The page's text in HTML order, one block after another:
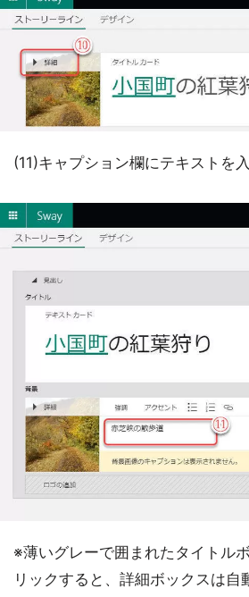
(11)キャプション欄にテキストを
※薄いグレーで囲まれたタイトル
リックすると、詳細ボックスは自